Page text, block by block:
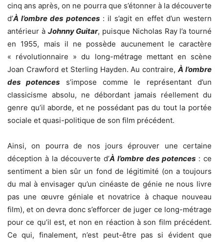
cinq ans après, on ne pourra que s’étonner à la découverte
d’À l’ombre des potences: il s’agit en effet d’un western
antérieur à Johnny Guitar, puisque Nicholas Ray l’a tourné
en 1955, mais il ne possède aucunement le caractère
« révolutionnaire » du long-métrage mettant en scène
Joan Crawford et Sterling Hayden. Au contraire,À l’ombre
des potences s’impose comme le représentant d’un
classicisme absolu, ne débordant jamais réellement du
genre qu’il aborde, et ne possédant pas du tout la portée
sociale et quasi-politique de son film précédent.
Ainsi, on pourra de nos jours éprouver une certaine
déception à la découverte d’À l’ombre des potences : ce
sentiment a bien sûr un fond de légitimité (on a toujours
du mal à envisager qu’un cinéaste de génie ne nous livre
pas une œuvre géniale et novatrice à chaque nouveau
film), et on devra donc s’efforcer de juger ce long-métrage
pour ce qu’il est, et non en réaction à son film précédent.
Ce qui, finalement, n’est peut-être pas si évident que